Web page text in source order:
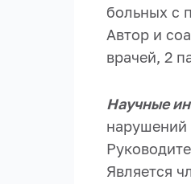
больных с
Автор и
врачей, 2
Научные
нарушений
Является